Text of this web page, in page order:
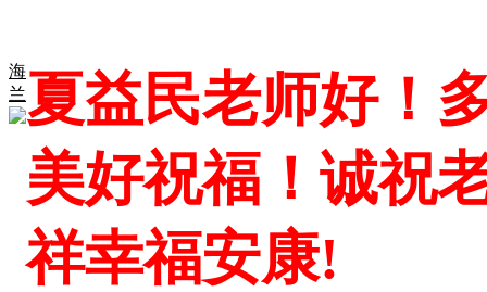
海
兰夏益民老师好！
美好祝福！诚祝
祥幸福安康!